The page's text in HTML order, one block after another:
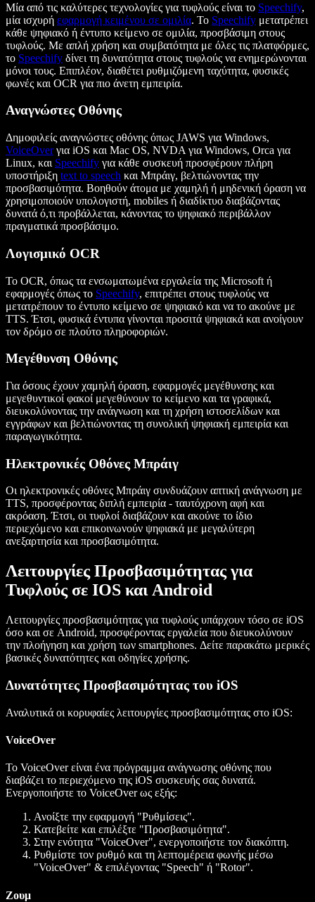
Μία από τις καλύτερες τεχνολογίες για τυφλούς είναι το Speechify,
μία ισχυρή εφαρμογή κειμένου σε ομιλία. Το Speechify μετατρέπει
κάθε ψηφιακό ή έντυπο κείμενο σε ομιλία, προσβάσιμη στους
τυφλούς. Με απλή χρήση και συμβατότητα με όλες τις πλατφόρμες,
το Speechify δίνει τη δυνατότητα στους τυφλούς να ενημερώνονται
μόνοι τους. Επιπλέον, διαθέτει ρυθμιζόμενη ταχύτητα, φυσικές
φωνές και OCR για πιο άνετη εμπειρία.
Αναγνώστες Οθόνης
Δημοφιλείς αναγνώστες οθόνης όπως JAWS για Windows,
VoiceOverγια iOS και Mac OS, NVDA για Windows, Orca για
Linux, και Speechify για κάθε συσκευή προσφέρουν πλήρη
υποστήριξη text to speech και Μπράιγ, βελτιώνοντας την
προσβασιμότητα. Βοηθούν άτομα με χαμηλή ή μηδενική όραση να
χρησιμοποιούν υπολογιστή, mobiles ή διαδίκτυο διαβάζοντας
δυνατά ό,τι προβάλλεται, κάνοντας το ψηφιακό περιβάλλον
πραγματικά προσβάσιμο.
Λογισμικό OCR
Το OCR, όπως τα ενσωματωμένα εργαλεία της Microsoft ή
εφαρμογές όπως το Speechify, επιτρέπει στους τυφλούς να
μετατρέπουν το έντυπο κείμενο σε ψηφιακό και να το ακούνε με
TTS. Έτσι, φυσικά έντυπα γίνονται προσιτά ψηφιακά και ανοίγουν
τον δρόμο σε πλούτο πληροφοριών.
Μεγέθυνση Οθόνης
Για όσους έχουν χαμηλή όραση, εφαρμογές μεγέθυνσης και
μεγεθυντικοί φακοί μεγεθύνουν το κείμενο και τα γραφικά,
διευκολύνοντας την ανάγνωση και τη χρήση ιστοσελίδων και
εγγράφων και βελτιώνοντας τη συνολική ψηφιακή εμπειρία και
παραγωγικότητα.
Ηλεκτρονικές Οθόνες Μπράιγ
Οι ηλεκτρονικές οθόνες Μπράιγ συνδυάζουν απτική ανάγνωση με
TTS, προσφέροντας διπλή εμπειρία - ταυτόχρονη αφή και
ακρόαση. Έτσι, οι τυφλοί διαβάζουν και ακούνε το ίδιο
περιεχόμενο και επικοινωνούν ψηφιακά με μεγαλύτερη
ανεξαρτησία και προσβασιμότητα.
Λειτουργίες Προσβασιμότητας για
Τυφλούς σε IOS και Android
Λειτουργίες προσβασιμότητας για τυφλούς υπάρχουν τόσο σε iOS
όσο και σε Android, προσφέροντας εργαλεία που διευκολύνουν
την πλοήγηση και χρήση των smartphones. Δείτε παρακάτω μερικές
βασικές δυνατότητες και οδηγίες χρήσης.
Δυνατότητες Προσβασιμότητας του iOS
Αναλυτικά οι κορυφαίες λειτουργίες προσβασιμότητας στο iOS:
VoiceOver
Το VoiceOver είναι ένα πρόγραμμα ανάγνωσης οθόνης που
διαβάζει το περιεχόμενο της iOS συσκευής σας δυνατά.
Ενεργοποιήστε το VoiceOver ως εξής:
Ανοίξτε την εφαρμογή "Ρυθμίσεις".
Κατεβείτε και επιλέξτε "Προσβασιμότητα".
Στην ενότητα "VoiceOver", ενεργοποιήστε τον διακόπτη.
Ρυθμίστε τον ρυθμό και τη λεπτομέρεια φωνής μέσω
"VoiceOver" & επιλέγοντας "Speech" ή "Rotor".
Ζουμ